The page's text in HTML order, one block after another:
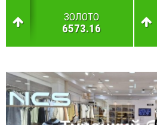
ЗОЛОТО
6573.16